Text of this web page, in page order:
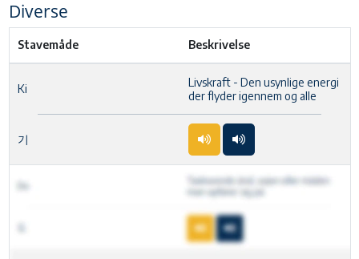
Diverse
Stavemåde Beskrivelse
Ki
기
Livskraft - Den usynlige energi
der flyder igennem og alle